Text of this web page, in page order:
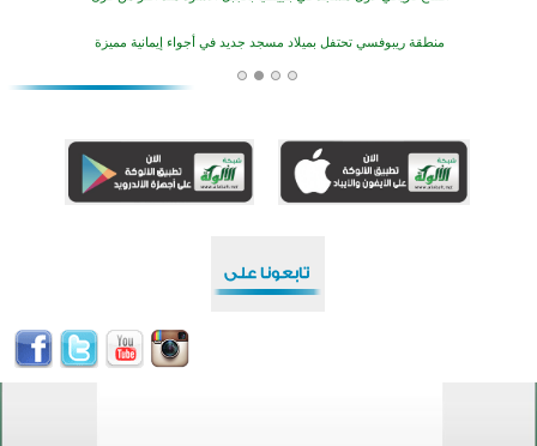
أكبر مشروع إسلامي في ريف أستراليا يفتتح أبوابه بعد سنوات من العمل والعطاء
اختتام الدورة التاسعة لمسابقة حفظ وتلاوة القرآن الكريم في أزناكاييف